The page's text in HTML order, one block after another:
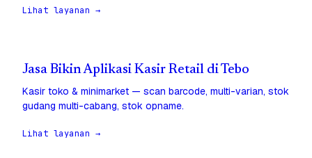
Lihat layanan →
Jasa Bikin Aplikasi Kasir Retail di Tebo
Kasir toko & minimarket — scan barcode, multi-varian, stok
gudang multi-cabang, stok opname.
Lihat layanan →